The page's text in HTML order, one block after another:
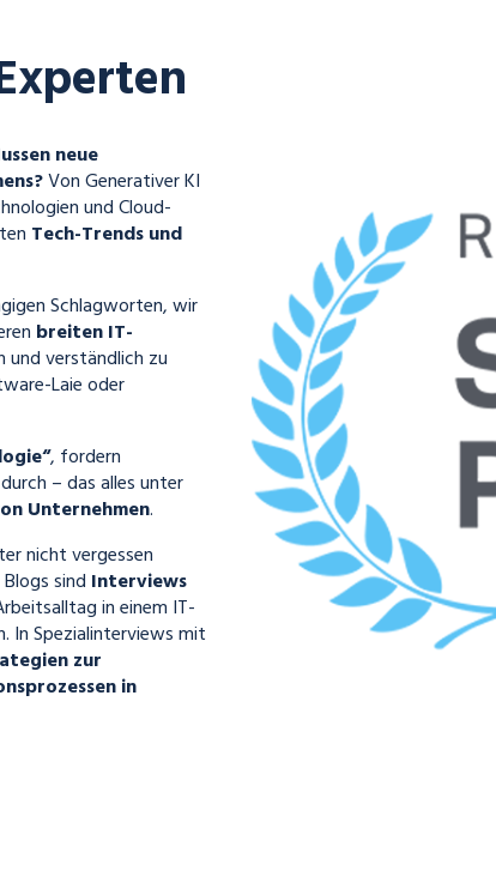
neue
Von Generativer KI
und Cloud-
Tech-Trends und
Schlagworten, wir
breiten IT-
und verständlich zu
Laie oder
, fordern
– das alles unter
Unternehmen.
nicht vergessen
sind Interviews
in einem IT-
In Spezialinterviews mit
zur
in